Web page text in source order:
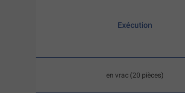
Exécution
en vrac (20 pièces)